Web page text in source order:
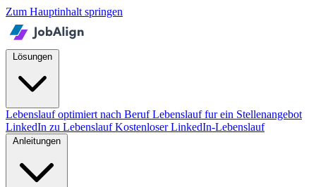
Zum Hauptinhalt springen
Lebenslauf optimiert nach BerufLebenslauf fur ein Stellenangebot
LinkedIn zu LebenslaufKostenloser LinkedIn-Lebenslauf